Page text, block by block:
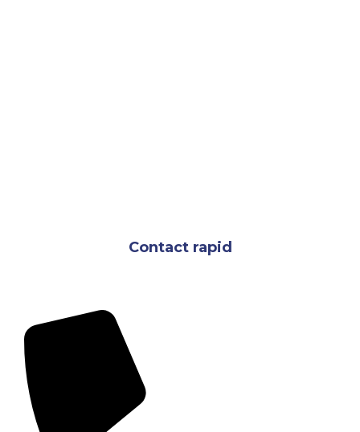
Contact rapid